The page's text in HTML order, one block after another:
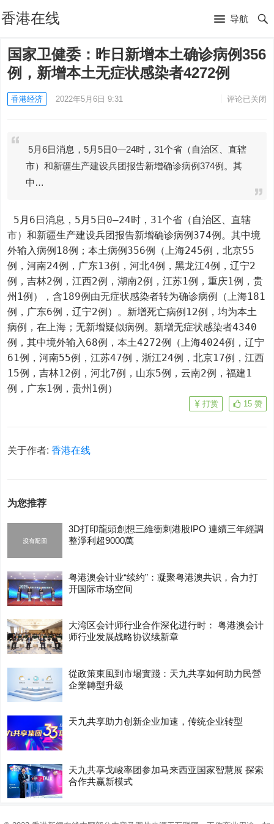
香港在线 导航
国家卫健委：昨日新增本土确诊病例356
例，新增本土无症状感染者4272例
香港经济 2022年5月6日 9:31 评论已关闭
5月6日消息，5月5日0—24时，31个省（自治区、直辖
市）和新疆生产建设兵团报告新增确诊病例374例。其
中…
5月6日消息，5月5日0—24时，31个省（自治区、直辖
市）和新疆生产建设兵团报告新增确诊病例374例。其中境
外输入病例18例；本土病例356例（上海245例，北京55
例，河南24例，广东13例，河北4例，黑龙江4例，辽宁2
例，吉林2例，江西2例，湖南2例，江苏1例，重庆1例，贵
州1例），含189例由无症状感染者转为确诊病例（上海181
例，广东6例，辽宁2例）。新增死亡病例12例，均为本土
病例，在上海；无新增疑似病例。新增无症状感染者4340
例，其中境外输入68例，本土4272例（上海4024例，辽宁
61例，河南55例，江苏47例，浙江24例，北京17例，江西
15例，吉林12例，河北7例，山东5例，云南2例，福建1
例，广东1例，贵州1例）
15 赞
打赏
关于作者:香港在线
为您推荐
3D打印龍頭創想三維衝刺港股IPO 連續三年經調
整淨利超9000萬
粤港澳会计业“续约”：凝聚粤港澳共识，合力打
开国际市场空间
大湾区会计师行业合作深化进行时： 粤港澳会计
师行业发展战略协议续新章
從政策東風到市場實踐：天九共享如何助力民營
企業轉型升級
天九共享助力创新企业加速，传统企业转型
天九共享戈峻率团参加马来西亚国家智慧展 探索
合作共赢新模式